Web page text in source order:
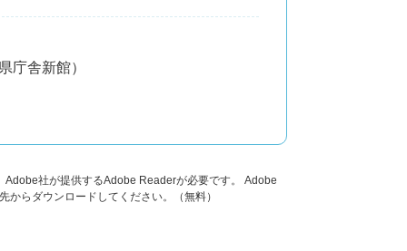
庁舎新館）
社が提供するAdobe Readerが必要です。
Adobe
らダウンロードしてください。（無料）